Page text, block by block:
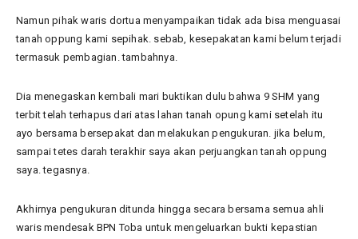
Namun pihak waris dortua menyampaikan tidak ada bisa menguasai
tanah oppung kami sepihak. sebab, kesepakatan kami belum terjadi
termasuk pembagian. tambahnya.
Dia menegaskan kembali mari buktikan dulu bahwa 9 SHM yang
terbit telah terhapus dari atas lahan tanah opung kami setelah itu
ayo bersama bersepakat dan melakukan pengukuran. jika belum,
sampai tetes darah terakhir saya akan perjuangkan tanah oppung
saya. tegasnya.
Akhirnya pengukuran ditunda hingga secara bersama semua ahli
waris mendesak BPN Toba untuk mengeluarkan bukti kepastian